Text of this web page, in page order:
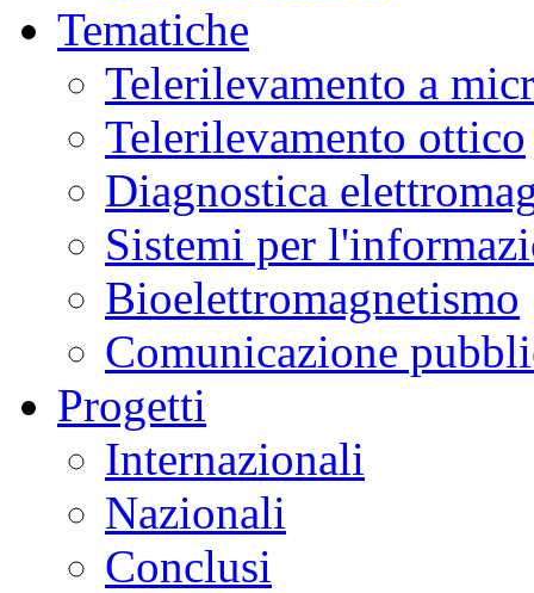
Tematiche
Telerilevamento a
Telerilevamento ottico
Diagnostica
Sistemi per
Bioelettromagnetismo
Comunicazione
Progetti
Internazionali
Nazionali
Conclusi